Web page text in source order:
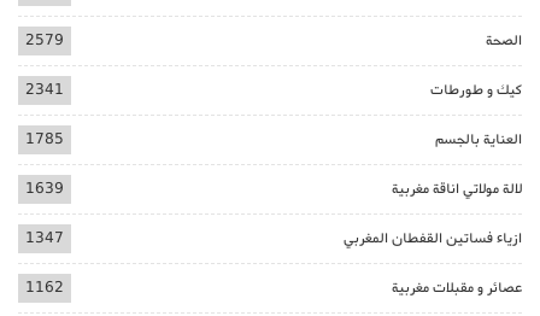
الصحة 2579
كيك و طورطات 2341
العناية بالجسم 1785
لالة مولاتي اناقة مغربية 1639
ازياء فساتين القفطان المغربي 1347
عصائر و مقبلات مغربية 1162